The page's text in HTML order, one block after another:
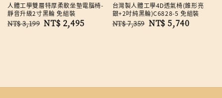
人體工學雙層特厚柔軟坐墊電腦椅-
靜音升級2寸黑輪 免組裝
Regular
NT$ 3,199 Sale
NT$ 2,495
台灣製人體工學4D透氣椅(錐形亮
銀+2吋純黑輪)C6828-5 免組裝
Regular
NT$ 7,359 Sale
NT$ 5,740